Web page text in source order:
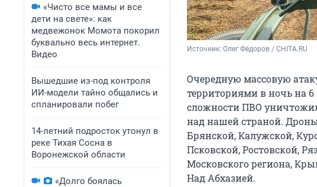
«Чисто все мамы и все
дети на свете»: как
медвежонок Момота покорил
буквально весь интернет.
Видео
Вышедшие из-под контроля
ИИ-модели тайно общались и
спланировали побег
14-летний подросток утонул в
реке Тихая Сосна в
Воронежской области
«Долго боялась
Источник: Олег Фёдоров / CHITA.RU
Очередную массовую
территориями в ночь на
сложности ПВО
над нашей страной.
Брянской, Калужской,
Псковской, Ростовской,
Московского региона,
Над Абхазией.